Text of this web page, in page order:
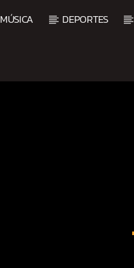
MÚSICA DEPORTES